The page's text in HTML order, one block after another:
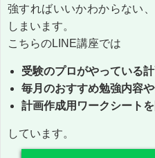
強すればいいかわからない
しまいます。
こちらのLINE講座では
受験のプロがやっている
毎月のおすすめ勉強内容
計画作成用ワークシート
しています。